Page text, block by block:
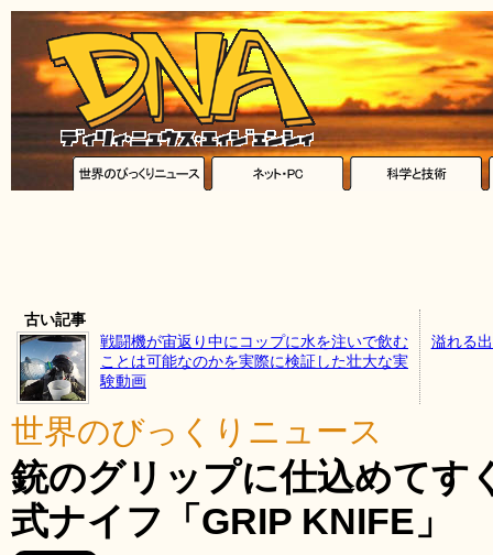
古い記事
戦闘機が宙返り中にコップに水を注いで飲む
ことは可能なのかを実際に検証した壮大な実
験動画
溢れる
世界のびっくりニュース
銃のグリップに仕込めてす
式ナイフ「GRIP KNIFE」